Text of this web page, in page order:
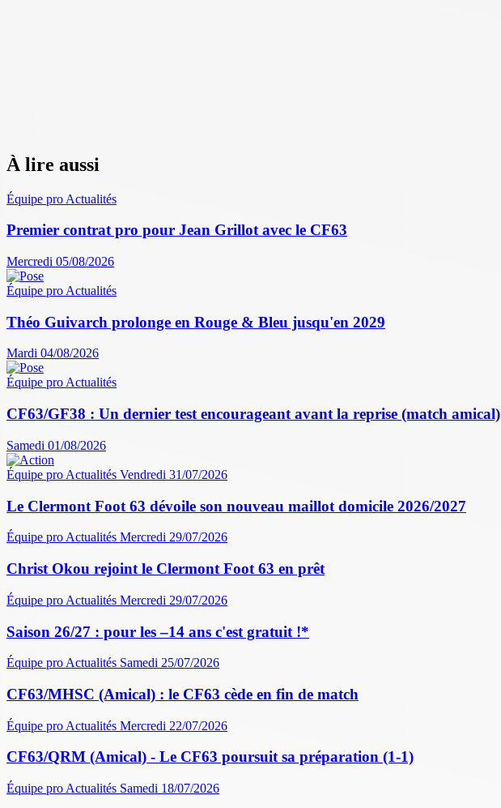
À lire aussi
Équipe pro Actualités
Premier contrat pro pour Jean Grillot avec le CF63
Mercredi 05/08/2026
Équipe pro Actualités
Théo Guivarch prolonge en Rouge & Bleu jusqu'en 2029
Mardi 04/08/2026
Équipe proActualités
CF63/GF38 : Un dernier test encourageant avant la reprise (match amical)
Samedi 01/08/2026
Équipe pro Actualités Vendredi 31/07/2026
Le Clermont Foot 63 dévoile son nouveau maillot domicile 2026/2027
Équipe pro Actualités Mercredi 29/07/2026
Christ Okou rejoint le Clermont Foot 63 en prêt
Équipe pro Actualités Mercredi 29/07/2026
Saison 26/27 : pour les –14 ans c'est gratuit !*
Équipe pro Actualités Samedi 25/07/2026
CF63/MHSC (Amical) : le CF63 cède en fin de match
Équipe pro Actualités Mercredi 22/07/2026
CF63/QRM (Amical) - Le CF63 poursuit sa préparation (1-1)
Équipe pro Actualités Samedi 18/07/2026